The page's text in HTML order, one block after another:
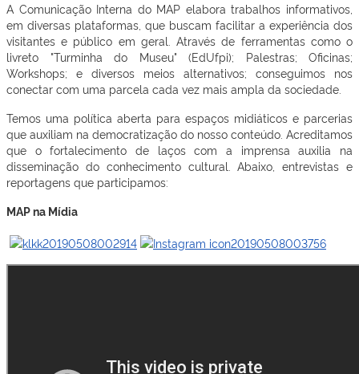
A Comunicação Interna do MAP elabora trabalhos informativos,
em diversas plataformas, que buscam facilitar a experiência dos
visitantes e público em geral. Através de ferramentas como o
livreto "Turminha do Museu" (EdUfpi); Palestras; Oficinas;
Workshops; e diversos meios alternativos; conseguimos nos
conectar com uma parcela cada vez mais ampla da sociedade.
Temos uma política aberta para espaços midiáticos e parcerias
que auxiliam na democratização do nosso conteúdo. Acreditamos
que o fortalecimento de laços com a imprensa auxilia na
disseminação do conhecimento cultural. Abaixo, entrevistas e
reportagens que participamos:
MAP na Mídia